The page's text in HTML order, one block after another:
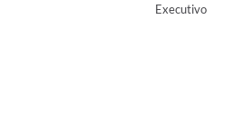
Executivo